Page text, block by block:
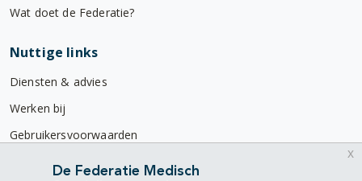
Wat doet de Federatie?
Nuttige links
Diensten & advies
Werken bij
Gebruikersvoorwaarden
Privacyverklaring
De Federatie Medisch
x